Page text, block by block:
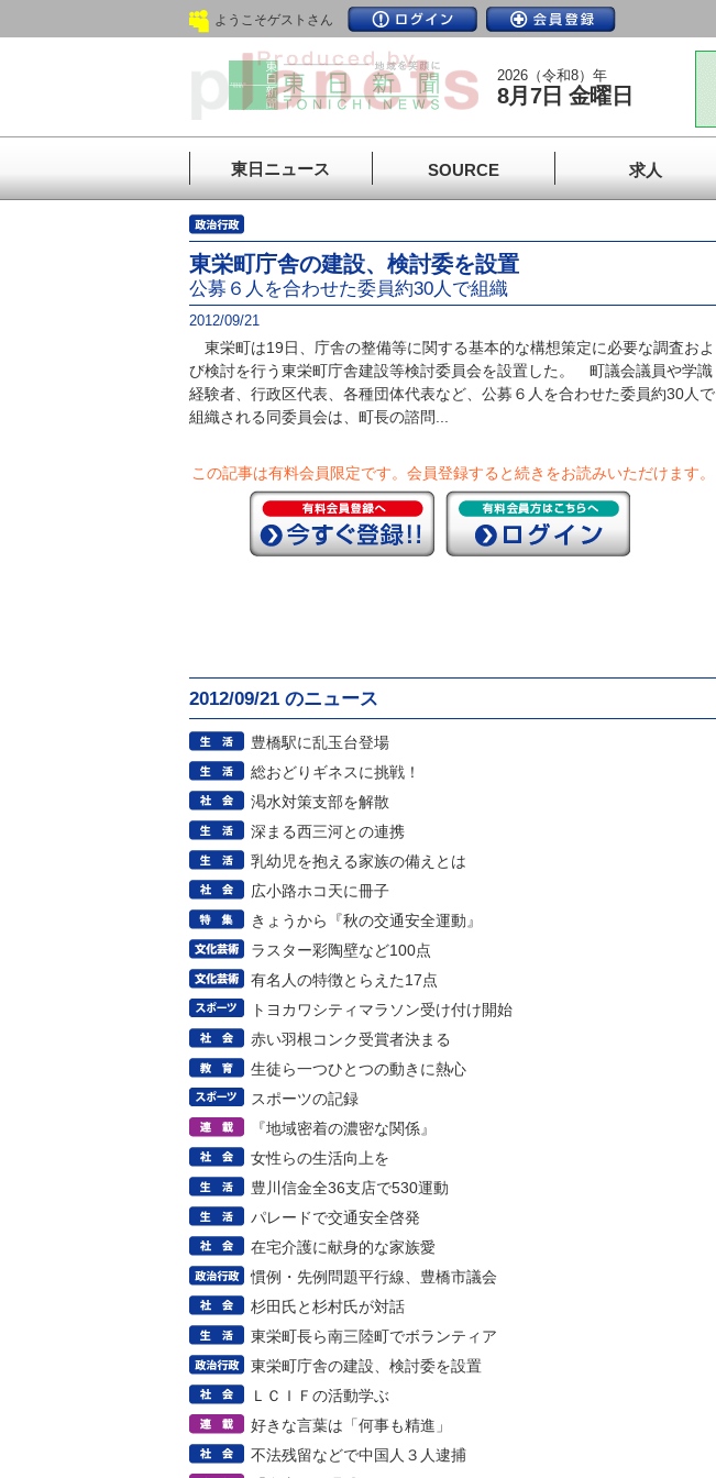
ようこそゲストさん
2026（令和8）年
8月7日 金曜日
東日ニュース SOURCE 求人
東栄町庁舎の建設、検討委を設置
公募６人を合わせた委員約30人で組織
2012/09/21
東栄町は19日、庁舎の整備等に関する基本的な構想策定に必要な調査およ
び検討を行う東栄町庁舎建設等検討委員会を設置した。 町議会議員や学識
経験者、行政区代表、各種団体代表など、公募６人を合わせた委員約30人で
組織される同委員会は、町長の諮問...
この記事は有料会員限定です。 会員登録すると続きをお読みいただけます。
2012/09/21 のニュース
豊橋駅に乱玉台登場
総おどりギネスに挑戦！
渇水対策支部を解散
深まる西三河との連携
乳幼児を抱える家族の備えとは
広小路ホコ天に冊子
きょうから『秋の交通安全運動』
ラスター彩陶壁など100点
有名人の特徴とらえた17点
トヨカワシティマラソン受け付け開始
赤い羽根コンク受賞者決まる
生徒ら一つひとつの動きに熱心
スポーツの記録
『地域密着の濃密な関係』
女性らの生活向上を
豊川信金全36支店で530運動
パレードで交通安全啓発
在宅介護に献身的な家族愛
慣例・先例問題平行線、豊橋市議会
杉田氏と杉村氏が対話
東栄町長ら南三陸町でボランティア
東栄町庁舎の建設、検討委を設置
ＬＣＩＦの活動学ぶ
好きな言葉は「何事も精進」
不法残留などで中国人３人逮捕